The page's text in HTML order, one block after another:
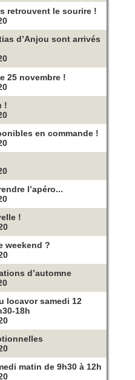
retrouvent le sourire !
d’Anjou sont arrivés
25 novembre !
!
en commande !
l’apéro...
!
weekend ?
d’automne
locavor samedi 12
18h
matin de 9h30 à 12h